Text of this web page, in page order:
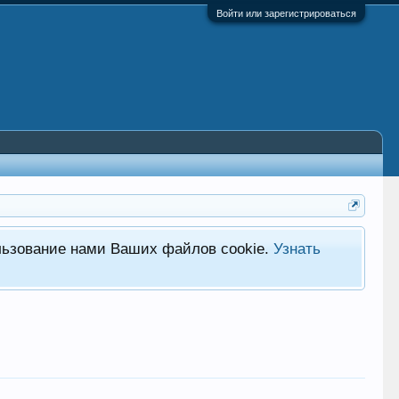
Войти или зарегистрироваться
нами Ваших файлов cookie.Узнать